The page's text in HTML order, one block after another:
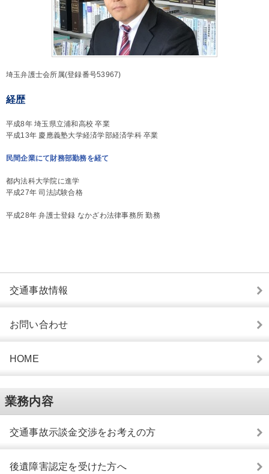
埼玉弁護士会所属(登録番号53967)
経歴
平成8年 埼玉県立浦和高校 卒業
平成13年 慶應義塾大学経済学部経済学科 卒業
民間企業にて財務部勤務を経て
都内法科大学院に進学
平成27年 司法試験合格
平成28年 弁護士登録 なかざわ法律事務所 勤務
交通事故情報
お問い合わせ
HOME
業務内容
交通事故示談金交渉をお考えの方
後遺障害認定を受けた方へ